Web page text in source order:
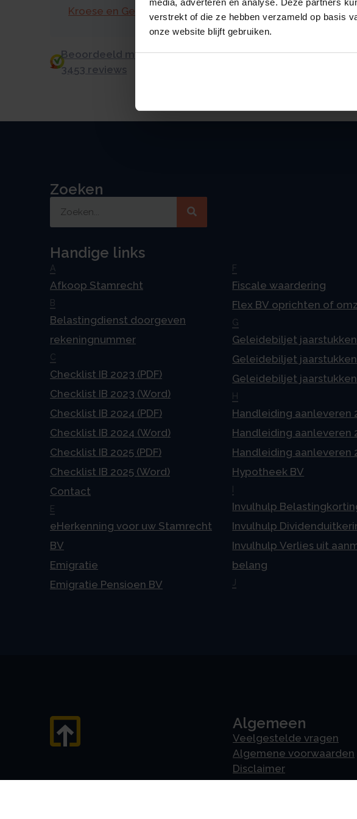
media, adverteren en analyse. Deze partners
verstrekt of die ze hebben verzameld op basis
onze website blijft gebruiken.
Kroese en Geraerts
Beoordeeld met een 9.0 uit 10 op basis van
3453 reviews
Het
schijf
Zoeken
Handige links
A
Afkoop Stamrecht
B
Belastingdienst doorgeven
rekeningnummer
C
Checklist IB 2023 (PDF)
Checklist IB 2023 (Word)
Checklist IB 2024 (PDF)
Checklist IB 2024 (Word)
Checklist IB 2025 (PDF)
Checklist IB 2025 (Word)
Contact
E
eHerkenning voor uw Stamrecht
BV
Emigratie
Emigratie Pensioen BV
F
Fiscale waardering
Flex BV oprichten of
G
Geleidebiljet
Geleidebiljet
Geleidebiljet
H
Handleiding aanleveren
Handleiding aanleveren
Handleiding aanleveren
Hypotheek BV
Invulhulp
Invulhulp
Invulhulp Verlies uit
belang
Algemeen
Veelgestelde vragen
Algemene voorwaarden
Disclaimer